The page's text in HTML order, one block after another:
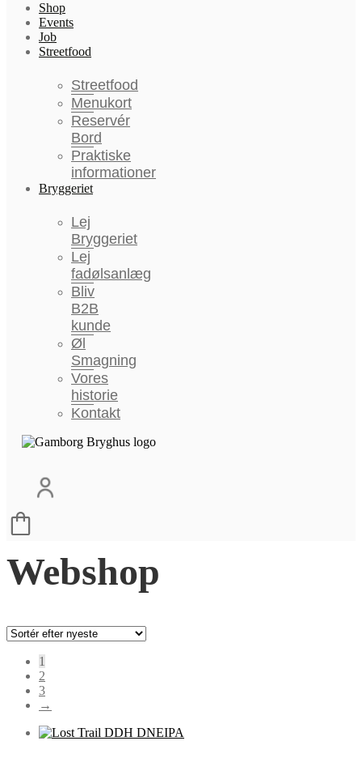
Shop
Events
Job
Streetfood
Streetfood
Menukort
Reservér
Bord
Praktiske
informationer
Bryggeriet
Lej
Bryggeriet
Lej
fadølsanlæg
Bliv
B2B
kunde
Øl
Smagning
Vores
historie
Kontakt
Webshop
1
2
3
→